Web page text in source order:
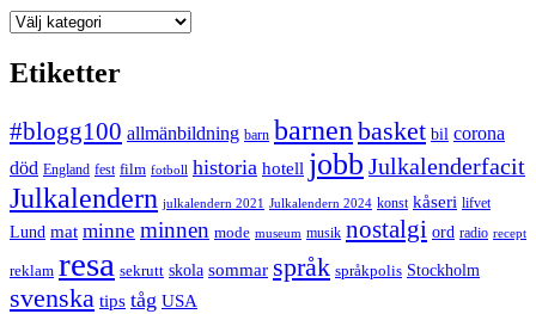
Kategorier
Etiketter
#blogg100 allmänbildning barn barnen basket bil corona
död England fest film fotboll historia hotell jobb Julkalenderfacit
Julkalendern julkalendern 2021 Julkalendern 2024 konst kåseri lifvet
Lund mat minne minnen mode museum musik nostalgi ord radio recept
reklam resa sekrutt skola sommar språk språkpolis Stockholm
svenska tips tåg USA